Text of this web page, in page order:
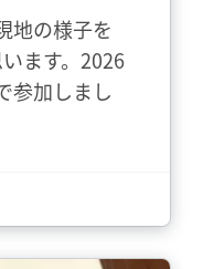
地の様子を
ます。2026
参加しまし